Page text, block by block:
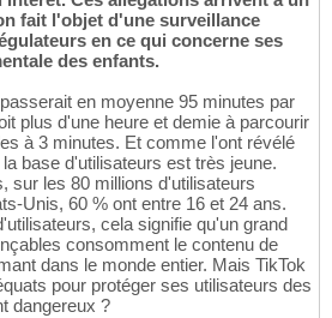
fait l'objet d'une surveillance
en ce qui concerne ses
des enfants.
en moyenne 95 minutes par
plus d'une heure et demie à parcourir
à 3 minutes. Et comme l'ont révélé
base d'utilisateurs est très jeune.
sur les 80 millions d'utilisateurs
Unis, 60 % ont entre 16 et 24 ans.
cela signifie qu'un grand
consomment le contenu de
dans le monde entier. Mais TikTok
pour protéger ses utilisateurs des
dangereux ?